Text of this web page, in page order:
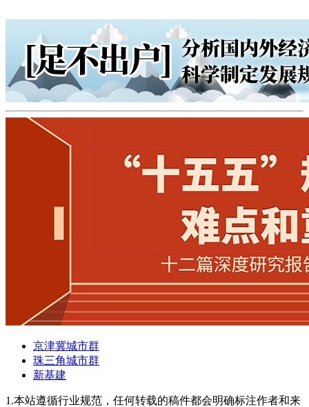
京津冀城市群
珠三角城市群
新基建
1.本站遵循行业规范，任何转载的稿件都会明确标注作者和来